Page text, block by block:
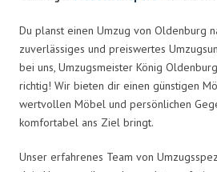
Du planst einen Umzug von Oldenburg
zuverlässiges und preiswertes
bei uns, Umzugsmeister König
richtig! Wir bieten dir einen günstigen
wertvollen Möbel und persönlichen
komfortabel ans Ziel bringt.
Unser erfahrenes Team von